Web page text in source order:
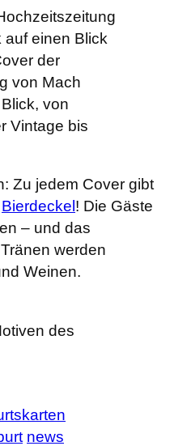
der
von Mach
von
Vintage bis
Zu jedem Cover gibt
Bierdeckel ! Die Gäste
– und das
werden
Weinen.
des
news